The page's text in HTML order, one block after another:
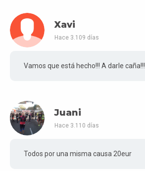
Xavi
Hace 3.109 días
Vamos que está hecho!!! A darle caña!!!
Juani
Hace 3.110 días
Todos por una misma causa 20eur